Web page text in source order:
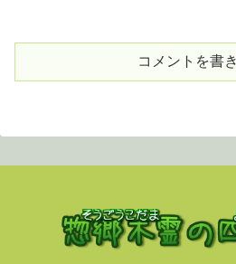
コメントを書